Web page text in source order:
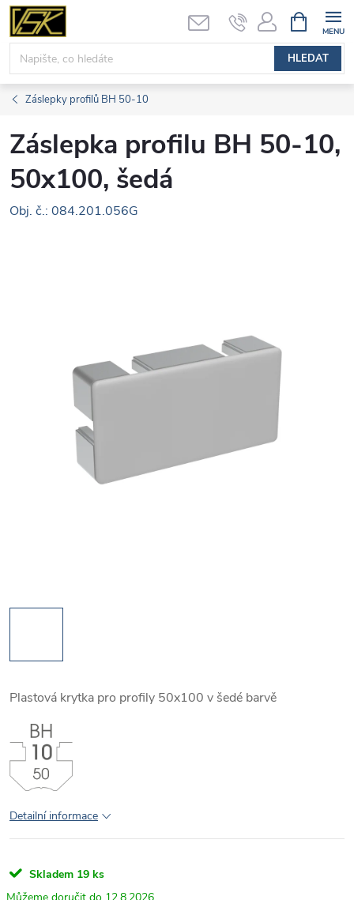
Přejít
obsah
HLEDAT
NÁKUPNÍ
KOŠÍK
Záslepky profilů BH 50-10
Záslepka profilu BH 50-10,
50x100, šedá
Obj. č.: 084.201.056G
Plastová krytka pro profily 50x100 v šedé barvě
Detailní informace
Skladem 19 ks